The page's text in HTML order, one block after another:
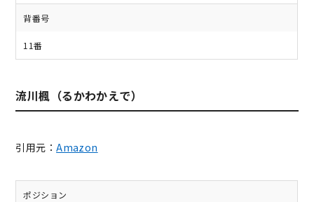
背番号
11番
流川楓（るかわかえで）
引用元：Amazon
ポジション